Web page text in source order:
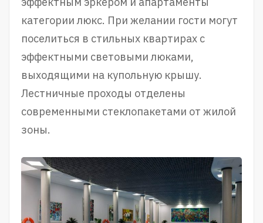
категории люкс. При желании гости могут
поселиться в стильных квартирах с
эффектными световыми люками,
выходящими на купольную крышу.
Лестничные проходы отделены
современными стеклопакетами от жилой
зоны.